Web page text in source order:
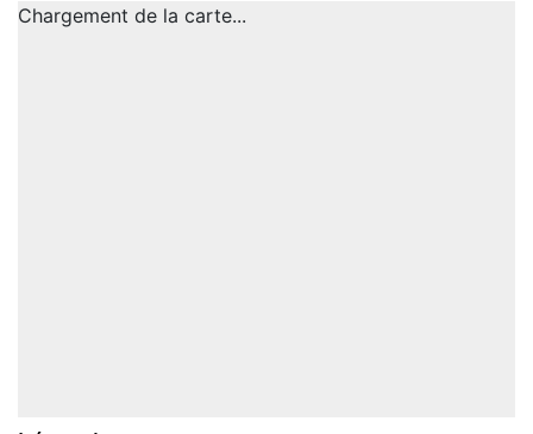
Chargement de la carte...